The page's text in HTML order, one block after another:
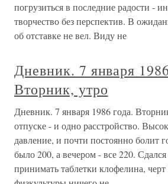
погрузиться в последние радости -
творчество без перспектив. В
об отставке не вел. Виду не
Дневник. 7 января
Вторник, утро
Дневник. 7 января 1986 года.
отпуске - и одно расстройство.
давление, и почти постоянно болит
было 200, а вечером - все 220.
принимать таблетки клофелина,